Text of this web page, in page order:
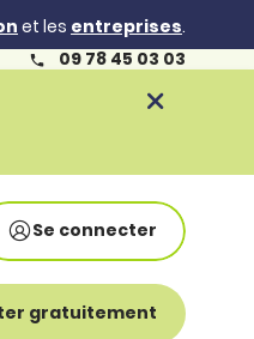
et les entreprises.
09 78 45 03 03
Se connecter
gratuitement